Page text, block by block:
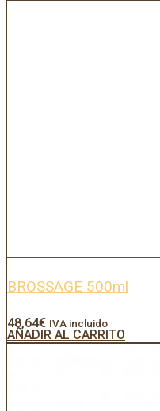
BROSSAGE 500ml
48,64€ IVA incluido
AÑADIR AL CARRITO